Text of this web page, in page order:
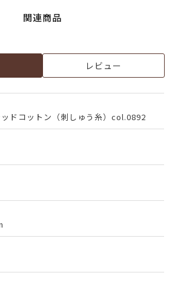
関連商品
レビュー
ドコットン（刺しゅう糸）col.0892